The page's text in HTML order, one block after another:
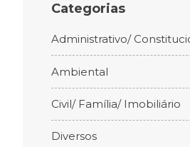
Categorias
Administrativo/
Ambiental
Civil/ Família/ Imobiliário
Diversos